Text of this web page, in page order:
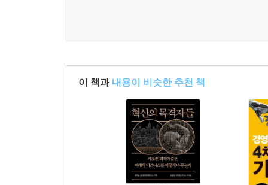
이 책과 내용이 비슷한 추천 책